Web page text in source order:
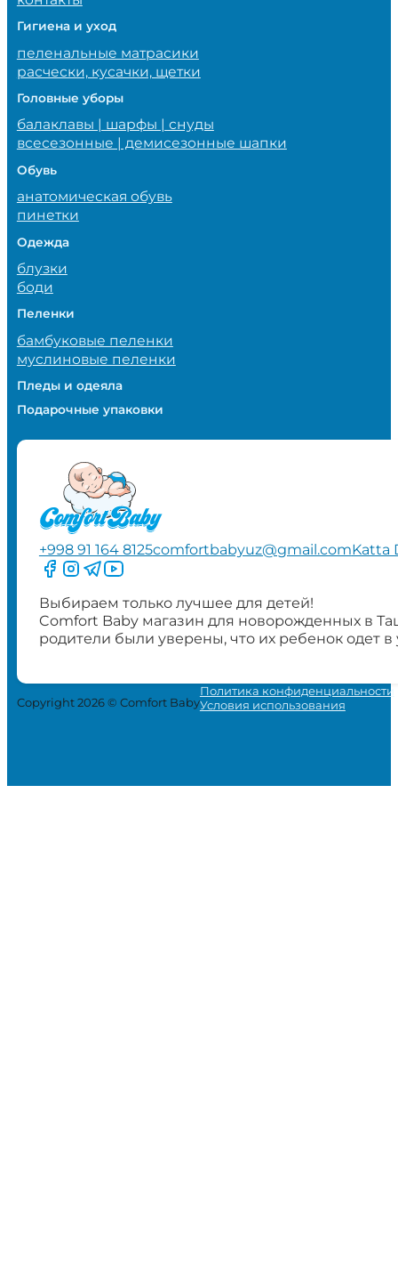
Гигиена и уход
пеленальные матрасики
расчески, кусачки, щетки
Головные уборы
балаклавы | шарфы | снуды
всесезонные | демисезонные шапки
Обувь
анатомическая обувь
пинетки
Одежда
блузки
боди
Пеленки
бамбуковые пеленки
муслиновые пеленки
Пледы и одеяла
Подарочные упаковки
+998 91 164 8125comfortbabyuz@gmail.comKatta
Следите за нами на Facebook
Следите за нами в Instagram
Следите за нами в Telegram
Следите за нами в YouTube
Выбираем только лучшее для детей!
Comfort Baby магазин для новорожденных в
родители были уверены, что их ребенок одет
Copyright 2026 © Comfort Baby
Политика конфиденциальности
Условия использования